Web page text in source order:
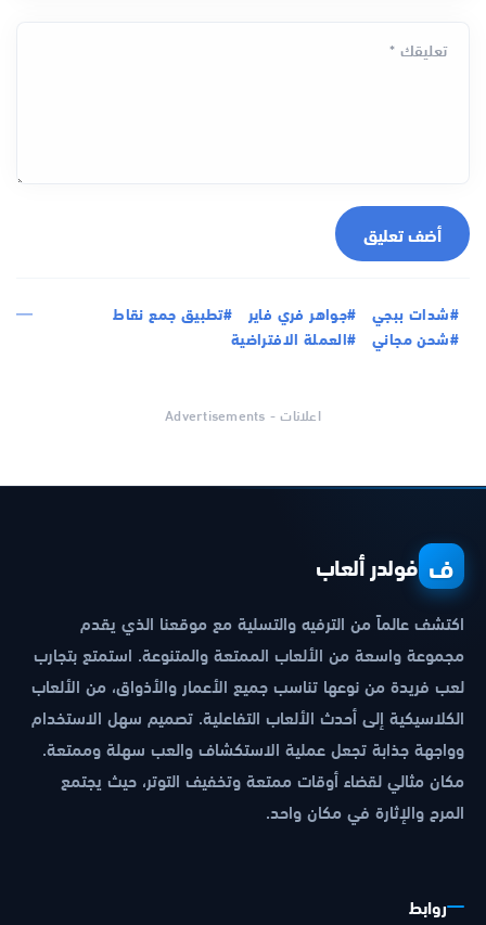
تعليقك *
أضف تعليق
#شدات ببجي #جواهر فري فاير
#تطبيق جمع نقاط
#شحن مجاني
#العملة الافتراضية
اعلانات - Advertisements
ف فولدر ألعاب
اكتشف عالماً من الترفيه والتسلية مع موقعنا الذي يقدم
مجموعة واسعة من الألعاب الممتعة والمتنوعة. استمتع بتجارب
لعب فريدة من نوعها تناسب جميع الأعمار والأذواق، من الألعاب
الكلاسيكية إلى أحدث الألعاب التفاعلية. تصميم سهل الاستخدام
وواجهة جذابة تجعل عملية الاستكشاف والعب سهلة وممتعة.
مكان مثالي لقضاء أوقات ممتعة وتخفيف التوتر، حيث يجتمع
المرح والإثارة في مكان واحد.
روابط